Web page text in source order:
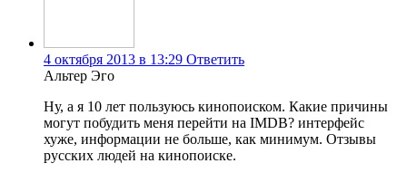
4 октября 2013 в 13:29 Ответить
Альтер Эго
Ну, а я 10 лет пользуюсь кинопоиском. Какие причины
могут побудить меня перейти на IMDB? интерфейс
хуже, информации не больше, как минимум. Отзывы
русских людей на кинопоиске.